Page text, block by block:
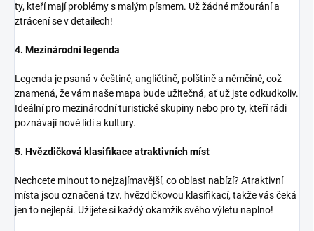
ty, kteří mají problémy s malým písmem. Už žádné mžourání a
ztrácení se v detailech!
4. Mezinárodní legenda
Legenda je psaná v češtině, angličtině, polštině a němčině, což
znamená, že vám naše mapa bude užitečná, ať už jste odkudkoliv.
Ideální pro mezinárodní turistické skupiny nebo pro ty, kteří rádi
poznávají nové lidi a kultury.
5. Hvězdičková klasifikace atraktivních míst
Nechcete minout to nejzajímavější, co oblast nabízí? Atraktivní
místa jsou označená tzv. hvězdičkovou klasifikací, takže vás čeká
jen to nejlepší. Užijete si každý okamžik svého výletu naplno!